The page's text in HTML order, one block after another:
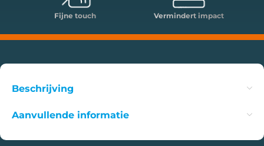
Fijne touch Vermindert impact
Beschrijving
Aanvullende informatie